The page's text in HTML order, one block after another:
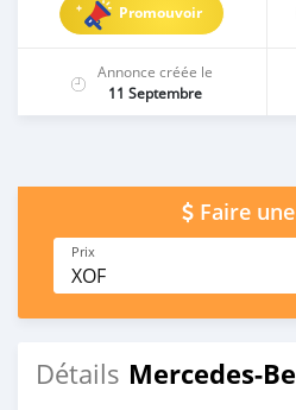
Promouvoir
Annonce créée le
11 Septembre
Faire
Prix
XOF
Détails Mercedes-